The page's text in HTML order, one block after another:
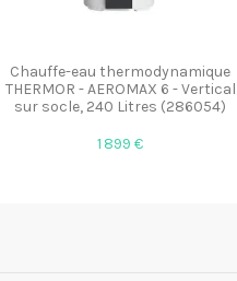
Chauffe-eau thermodynamique
THERMOR - AEROMAX 6 - Vertical
sur socle, 240 Litres (286054)
1 899 €